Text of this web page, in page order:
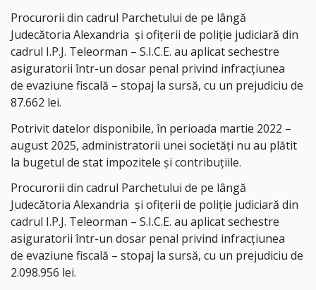
Procurorii din cadrul Parchetului de pe lângă
Judecătoria Alexandria și ofițerii de poliție judiciară din
cadrul I.P.J. Teleorman – S.I.C.E. au aplicat sechestre
asiguratorii într-un dosar penal privind infracțiunea
de evaziune fiscală – stopaj la sursă, cu un prejudiciu de
87.662 lei.
Potrivit datelor disponibile, în perioada martie 2022 –
august 2025, administratorii unei societăți nu au plătit
la bugetul de stat impozitele şi contribuţiile.
Procurorii din cadrul Parchetului de pe lângă
Judecătoria Alexandria și ofițerii de poliție judiciară din
cadrul I.P.J. Teleorman – S.I.C.E. au aplicat sechestre
asiguratorii într-un dosar penal privind infracțiunea
de evaziune fiscală – stopaj la sursă, cu un prejudiciu de
2.098.956 lei.